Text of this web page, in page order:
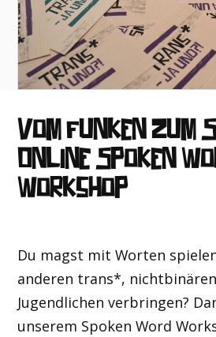
Vom Funken zum
Online Spoken
Workshop
Du magst mit Worten
anderen trans*,
Jugendlichen verbringen?
unserem Spoken Word